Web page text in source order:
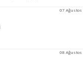
07 Ağustos
08 Ağustos